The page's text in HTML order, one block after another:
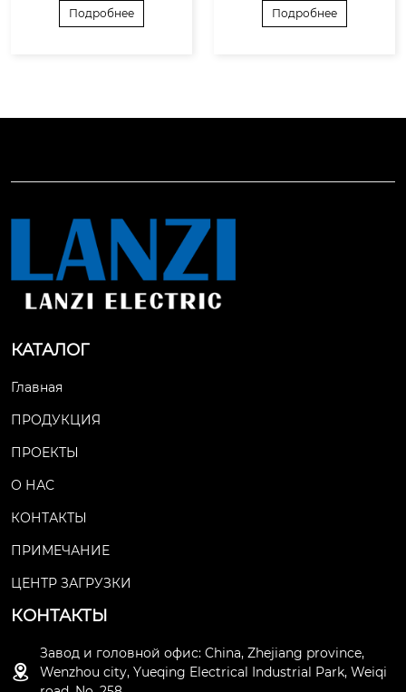
добыча полезных и
Подробнее Подробнее
КАТАЛОГ
Главная
ПРОДУКЦИЯ
ПРОЕКТЫ
О НАС
КОНТАКТЫ
ПРИМЕЧАНИЕ
ЦЕНТР ЗАГРУЗКИ
КОНТАКТЫ

Завод и головной офис: China, Zhejiang province,
Wenzhou city, Yueqing Electrical Industrial Park, Weiqi